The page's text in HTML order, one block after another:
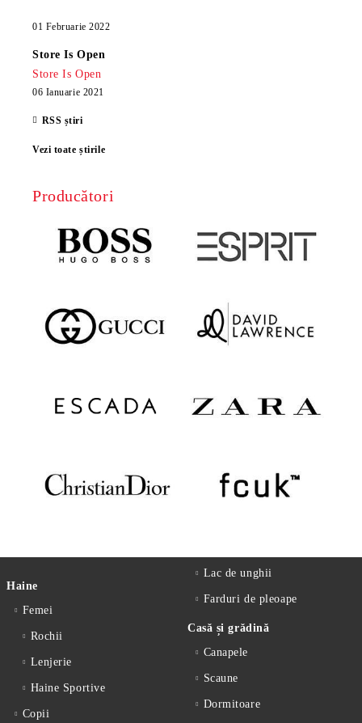
01 Februarie 2022
Store Is Open
Store Is Open
06 Ianuarie 2021
RSS știri
Vezi toate știrile
Producători
Haine
Femei
Rochii
Lenjerie
Haine Sportive
Copii
Lac de unghii
Farduri de pleoape
Casă și grădină
Canapele
Scaune
Dormitoare